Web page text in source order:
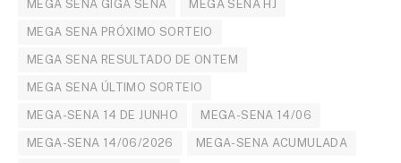
MEGA SENA GIGA SENA MEGA SENA HJ
MEGA SENA PRÓXIMO SORTEIO
MEGA SENA RESULTADO DE ONTEM
MEGA SENA ÚLTIMO SORTEIO
MEGA-SENA 14 DE JUNHO MEGA-SENA 14/06
MEGA-SENA 14/06/2026 MEGA-SENA ACUMULADA